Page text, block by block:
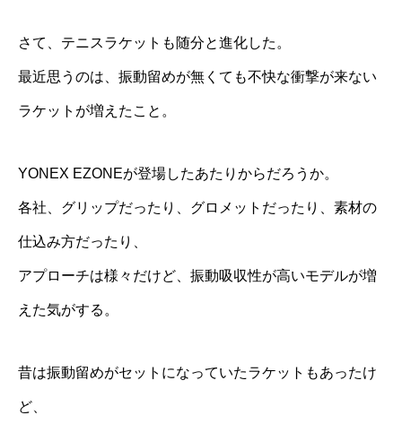
さて、テニスラケットも随分と進化した。
最近思うのは、振動留めが無くても不快な衝撃が来ない
ラケットが増えたこと。
YONEX EZONEが登場したあたりからだろうか。
各社、グリップだったり、グロメットだったり、素材の
仕込み方だったり、
アプローチは様々だけど、振動吸収性が高いモデルが増
えた気がする。
昔は振動留めがセットになっていたラケットもあったけ
ど、